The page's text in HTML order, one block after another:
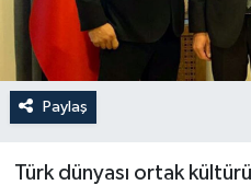
Paylaş
Türk dünyası ortak
İLÇELER
OTOPARK